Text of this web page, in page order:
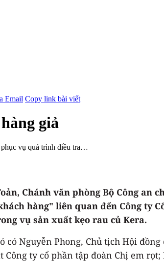
Email Copy link bài viết
giả
phục vụ quá trình điều tra…
Chánh văn phòng Bộ Công an
hàng" liên quan đến Công ty
vụ sản xuất kẹo rau củ Kera.
Nguyễn Phong, Chủ tịch Hội
ty cổ phần tập đoàn Chị em